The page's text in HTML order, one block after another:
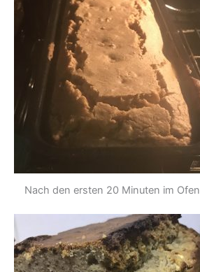
Nach den ersten 20 Minuten im Ofen